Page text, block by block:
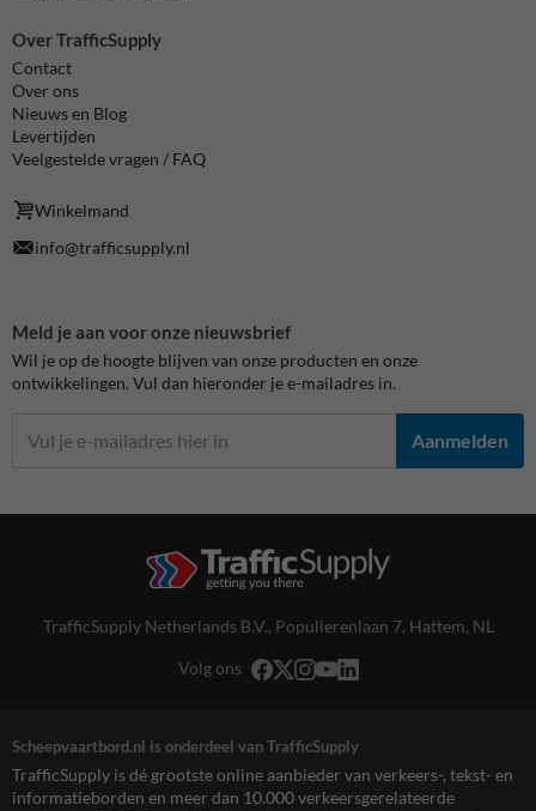
Over TrafficSupply
Contact
Over ons
Nieuws en Blog
Levertijden
Veelgestelde vragen / FAQ
Winkelmand
info@trafficsupply.nl
Meld je aan voor onze nieuwsbrief
Wil je op de hoogte blijven van onze producten en onze
ontwikkelingen. Vul dan hieronder je e-mailadres in.
Aanmelden
TrafficSupply Netherlands B.V., Populierenlaan 7, Hattem, NL
Volg ons
Scheepvaartbord.nl is onderdeel van TrafficSupply
TrafficSupply is dé grootste online aanbieder van verkeers-, tekst- en
informatieborden en meer dan 10.000 verkeersgerelateerde